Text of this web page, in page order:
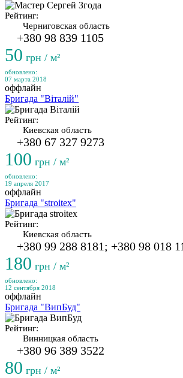
Рейтинг:
Черниговская область
+380 98 839 1105
50 грн / м²
обновлено:
07 марта 2018
оффлайн
Бригада "Віталій"
Рейтинг:
Киевская область
+380 67 327 9273
100 грн / м²
обновлено:
19 апреля 2017
оффлайн
Бригада "stroitex"
Рейтинг:
Киевская область
+380 99 288 8181; +380 98 018
180 грн / м²
обновлено:
12 сентября 2018
оффлайн
Бригада "ВипБуд"
Рейтинг:
Винницкая область
+380 96 389 3522
80 грн / м²